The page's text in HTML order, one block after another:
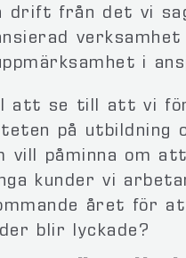
från det vi
verksamhet
i
att se till att vi
på utbildning
vill påminna om
kunder vi
året för
blir lyckade?